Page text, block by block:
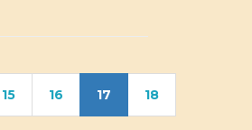
15 16 17 18